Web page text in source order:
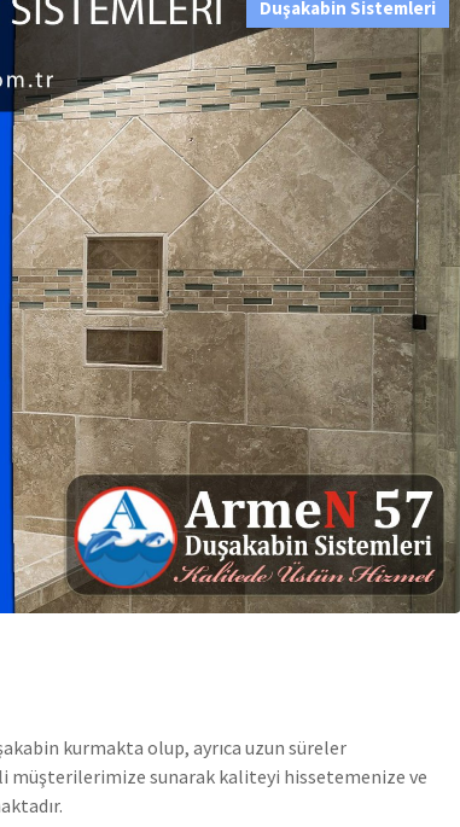
Duşakabin Sistemleri
kurmakta olup, ayrıca uzun süreler
müşterilerimize sunarak kaliteyi hissetemenize ve